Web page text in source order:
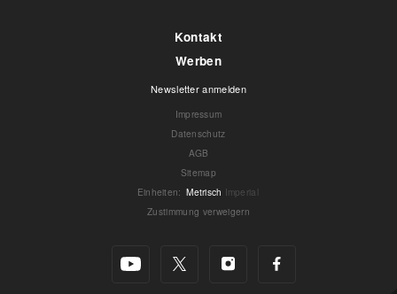
Kontakt
Werben
Newsletter anmelden
Impressum
Datenschutz
AGB
Sitemap
Einheiten: Metrisch Imperial
Zustimmung verweigern